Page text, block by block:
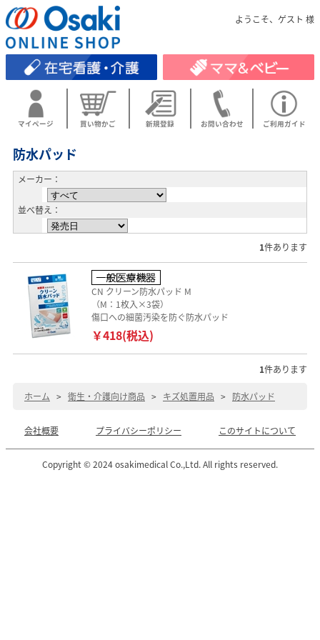
ようこそ、ゲスト 様
マイページ 買い物かご 新規登録 お問い合わせ ご利用ガイド
防水パッド
メーカー：
並べ替え：
1件あります
CN クリーン防水パッド M
（M：1枚入×3袋）
傷口への細菌汚染を防ぐ防水パッド
￥418(税込)
1件あります
ホーム > 衛生・介護向け商品 > キズ処置用品 > 防水パッド
会社概要 プライバシーポリシー このサイトについて
Copyright © 2024 osakimedical Co.,Ltd. All rights reserved.